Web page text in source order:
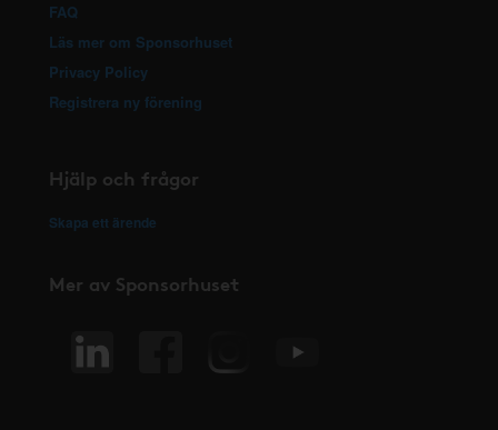
FAQ
Läs mer om Sponsorhuset
Privacy Policy
Registrera ny förening
Hjälp och frågor
Skapa ett ärende
Mer av Sponsorhuset